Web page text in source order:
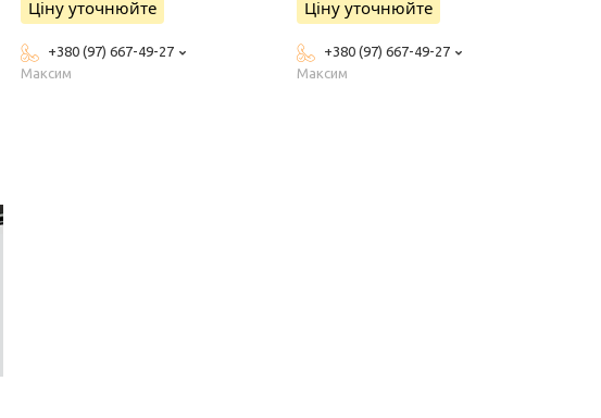
Ціну уточнюйте
+380 (97) 667-49-27
Максим
Ціну уточнюйте
+380 (97) 667-49-27
Максим